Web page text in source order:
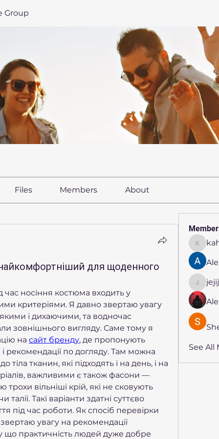
Group
Files Members About
для щоденного
час носіння костюма входить у
критеріями. Я давно звертаю увагу
і дихаючими, та водночас
зовнішнього вигляду. Саме тому я
на сайт бренду, де пропонують
рекомендації по догляду. Там можна
тканин, які підходять і на день, і на
важливими є також фасони —
вільніші крій, які не сковують
талії. Такі варіанти здатні суттєво
під час роботи. Як спосіб перевірки
увагу на рекомендації
що практичність людей дуже добре
See All